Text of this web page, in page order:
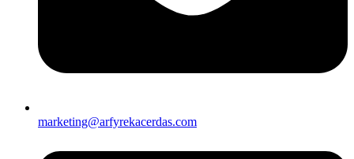
marketing@arfyrekacerdas.com